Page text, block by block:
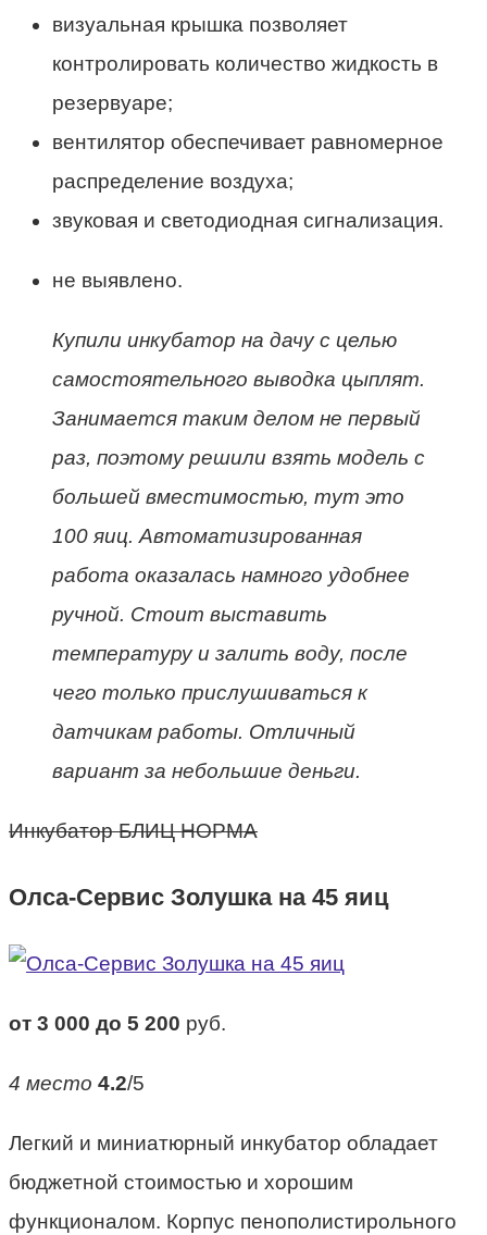
визуальная крышка позволяет
контролировать количество жидкость в
резервуаре;
вентилятор обеспечивает равномерное
распределение воздуха;
звуковая и светодиодная сигнализация.
не выявлено.
Купили инкубатор на дачу с целью
самостоятельного выводка цыплят.
Занимается таким делом не первый
раз, поэтому решили взять модель с
большей вместимостью, тут это
100 яиц. Автоматизированная
работа оказалась намного удобнее
ручной. Стоит выставить
температуру и залить воду, после
чего только прислушиваться к
датчикам работы. Отличный
вариант за небольшие деньги.
Инкубатор БЛИЦ НОРМА
Олса-Сервис Золушка на 45 яиц
от 3 000 до 5 200 руб.
4 место 4.2/5
Легкий и миниатюрный инкубатор обладает
бюджетной стоимостью и хорошим
функционалом. Корпус пенополистирольного